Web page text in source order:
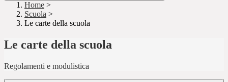
Home >
Scuola >
Le carte della scuola
Le carte della scuola
Regolamenti e modulistica